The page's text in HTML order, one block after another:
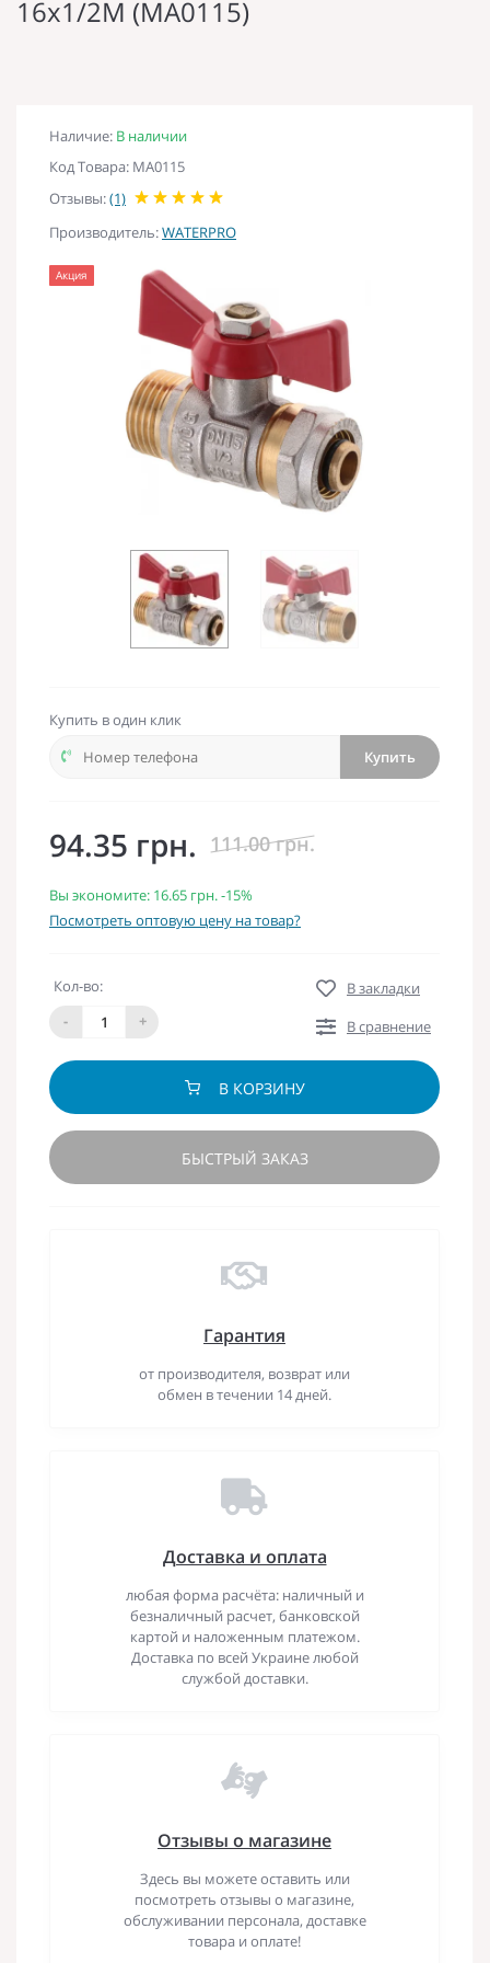
16x1/2M (MA0115)
Наличие: В наличии
Код Товара: MA0115
Отзывы:(1)
Производитель:WATERPRO
Акция
Купить в один клик
Купить
94.35 грн. 111.00 грн.
Вы экономите: 16.65 грн.-15%
Посмотреть оптовую цену на товар?
Кол-во:
-
+
В закладки
В сравнение
В КОРЗИНУ
БЫСТРЫЙ ЗАКАЗ
Гарантия
от производителя, возврат или
обмен в течении 14 дней.
Доставка и оплата
любая форма расчёта: наличный и
безналичный расчет, банковской
картой и наложенным платежом.
Доставка по всей Украине любой
службой доставки.
Отзывы о магазине
Здесь вы можете оставить или
посмотреть отзывы о магазине,
обслуживании персонала, доставке
товара и оплате!